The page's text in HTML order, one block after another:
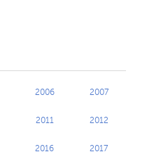
2006 2007
2011 2012
2016 2017